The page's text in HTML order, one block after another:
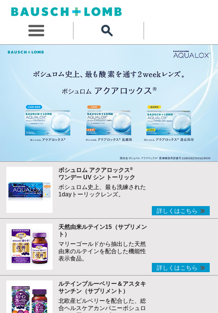
ボシュロム アクアロックス®
ワンデー UV シン トーリック
ボシュロム史上、最も洗練された
1dayトーリックレンズ。
詳しくはこちら
天然由来ルテイン15（サプリメン
ト）
マリーゴールドから抽出した天然
由来のルテインを配合した機能性
表示食品。
詳しくはこちら
ルテインブルーベリー＆アスタキ
サンチン（サプリメント）
北欧産ビルベリーを配合した、総
合ヘルスケアカンパニーボシュロ